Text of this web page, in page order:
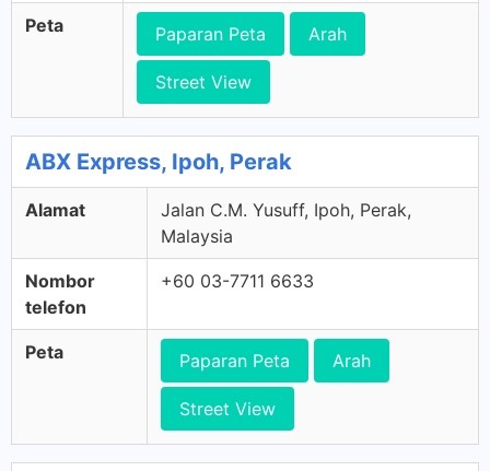
Peta Paparan Peta Arah
Street View
ABX Express, Ipoh, Perak
Alamat
Jalan C.M. Yusuff, Ipoh, Perak,
Malaysia
Nombor
telefon
+60 03-7711 6633
Peta Paparan Peta Arah
Street View